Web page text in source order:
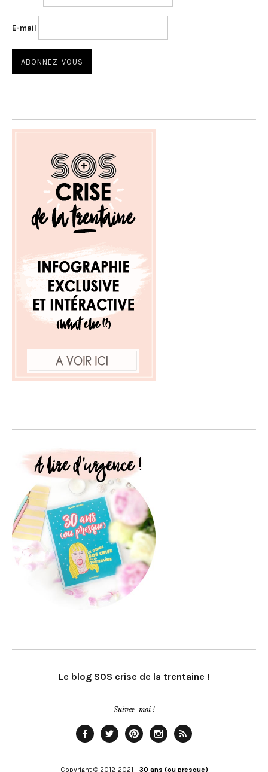
E-mail
Le blog SOS crise de la trentaine !
Suivez-moi !
Copyright © 2012-2021 - 30 ans (ou presque)